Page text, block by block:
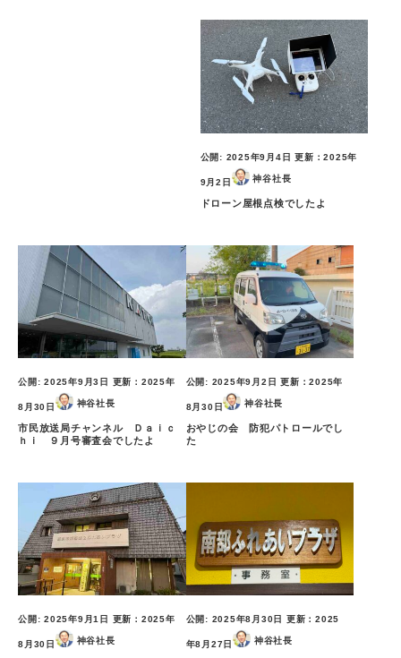
公開: 2025年9月4日 更新：2025年
9月2日 神谷社長
ドローン屋根点検でしたよ
公開: 2025年9月3日 更新： 2025年
8月30日 神谷社長
市民放送局チャンネル Ｄａｉｃ
ｈｉ ９月号審査会でしたよ
公開: 2025年9月2日 更新：2025年
8月30日 神谷社長
おやじの会 防犯パトロールでし
た
公開: 2025年9月1日 更新： 2025年
8月30日 神谷社長
公開: 2025年8月30日 更新：2025
年8月27日 神谷社長